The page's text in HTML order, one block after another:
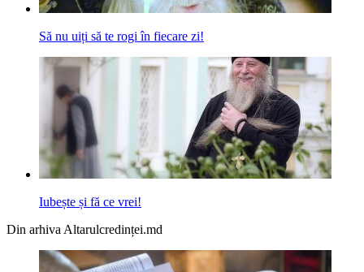
Să nu uiți să te rogi în fiecare zi!
Iubește și fă ce vrei!
Din arhiva Altarulcredinței.md